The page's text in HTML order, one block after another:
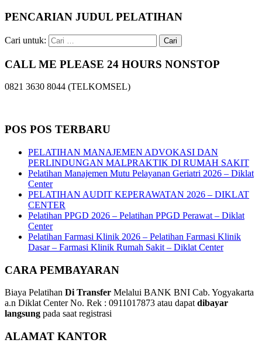
PENCARIAN JUDUL PELATIHAN
Cari untuk:
CALL ME PLEASE 24 HOURS NONSTOP
0821 3630 8044 (TELKOMSEL)
POS POS TERBARU
PELATIHAN MANAJEMEN ADVOKASI DAN
PERLINDUNGAN MALPRAKTIK DI RUMAH SAKIT
Pelatihan Manajemen Mutu Pelayanan Geriatri 2026 – Diklat
Center
PELATIHAN AUDIT KEPERAWATAN 2026 – DIKLAT
CENTER
Pelatihan PPGD 2026 – Pelatihan PPGD Perawat – Diklat
Center
Pelatihan Farmasi Klinik 2026 – Pelatihan Farmasi Klinik
Dasar – Farmasi Klinik Rumah Sakit – Diklat Center
CARA PEMBAYARAN
Biaya Pelatihan Di Transfer Melalui BANK BNI Cab. Yogyakarta
a.n Diklat Center No. Rek : 0911017873 atau dapat dibayar
langsung pada saat registrasi
ALAMAT KANTOR